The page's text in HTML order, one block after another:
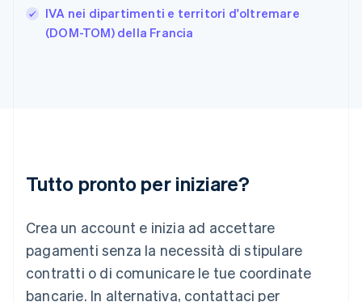
IVA nei dipartimenti e territori d'oltremare
(DOM-TOM) della Francia
Tutto pronto per iniziare?
Crea un account e inizia ad accettare
pagamenti senza la necessità di stipulare
contratti o di comunicare le tue coordinate
bancarie. In alternativa, contattaci per
Gibilterra
English
Lettonia
English
DeutschEnglish
Lituania